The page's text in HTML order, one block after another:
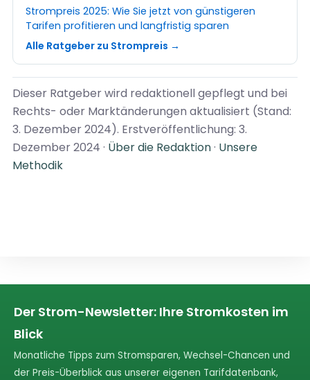
Strompreis 2025: Wie Sie jetzt von günstigeren
Tarifen profitieren und langfristig sparen
Alle Ratgeber zu Strompreis →
Dieser Ratgeber wird redaktionell gepflegt und bei
Rechts- oder Marktänderungen aktualisiert (Stand:
3. Dezember 2024). Erstveröffentlichung: 3.
Dezember 2024 · Über die Redaktion· Unsere
Methodik
Der Strom-Newsletter: Ihre Stromkosten im
Blick
Monatliche Tipps zum Stromsparen, Wechsel-Chancen und
der Preis-Überblick aus unserer eigenen Tarifdatenbank,